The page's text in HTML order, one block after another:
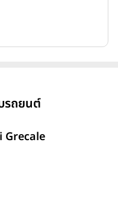
รถยนต์
Grecale